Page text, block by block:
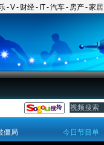
-V- 财经- IT-汽车- 房产-家居
今日节目单
僵局